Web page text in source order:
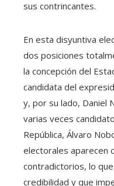
sus contrincantes.
En esta disyuntiva
dos posiciones
la concepción del
candidata del
y, por su lado, Daniel
varias veces
República, Álvaro
electorales aparecen
contradictorios, lo
credibilidad y que